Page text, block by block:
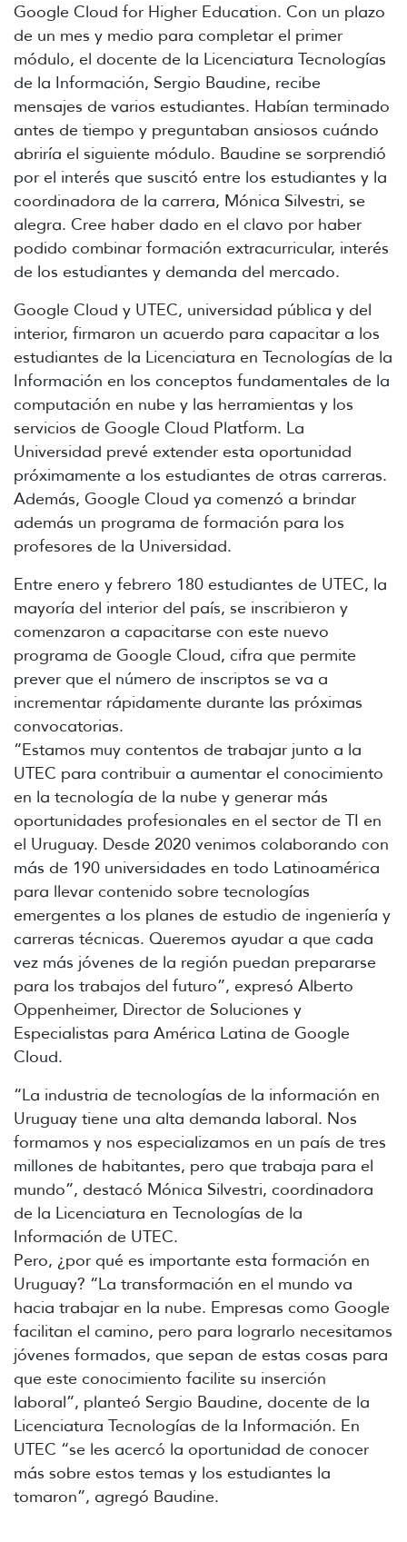
Google Cloud for Higher Education. Con un plazo
de un mes y medio para completar el primer
módulo, el docente de la Licenciatura Tecnologías
de la Información, Sergio Baudine, recibe
mensajes de varios estudiantes. Habían terminado
antes de tiempo y preguntaban ansiosos cuándo
abriría el siguiente módulo. Baudine se sorprendió
por el interés que suscitó entre los estudiantes y la
coordinadora de la carrera, Mónica Silvestri, se
alegra. Cree haber dado en el clavo por haber
podido combinar formación extracurricular, interés
de los estudiantes y demanda del mercado.
Google Cloud y UTEC, universidad pública y del
interior, firmaron un acuerdo para capacitar a los
estudiantes de la Licenciatura en Tecnologías de la
Información en los conceptos fundamentales de la
computación en nube y las herramientas y los
servicios de Google Cloud Platform. La
Universidad prevé extender esta oportunidad
próximamente a los estudiantes de otras carreras.
Además, Google Cloud ya comenzó a brindar
además un programa de formación para los
profesores de la Universidad.
Entre enero y febrero 180 estudiantes de UTEC, la
mayoría del interior del país, se inscribieron y
comenzaron a capacitarse con este nuevo
programa de Google Cloud, cifra que permite
prever que el número de inscriptos se va a
incrementar rápidamente durante las próximas
convocatorias.
“Estamos muy contentos de trabajar junto a la
UTEC para contribuir a aumentar el conocimiento
en la tecnología de la nube y generar más
oportunidades profesionales en el sector de TI en
el Uruguay. Desde 2020 venimos colaborando con
más de 190 universidades en todo Latinoamérica
para llevar contenido sobre tecnologías
emergentes a los planes de estudio de ingeniería y
carreras técnicas. Queremos ayudar a que cada
vez más jóvenes de la región puedan prepararse
para los trabajos del futuro”, expresó Alberto
Oppenheimer, Director de Soluciones y
Especialistas para América Latina de Google
Cloud.
“La industria de tecnologías de la información en
Uruguay tiene una alta demanda laboral. Nos
formamos y nos especializamos en un país de tres
millones de habitantes, pero que trabaja para el
mundo”, destacó Mónica Silvestri, coordinadora
de la Licenciatura en Tecnologías de la
Información de UTEC.
Pero, ¿por qué es importante esta formación en
Uruguay? “La transformación en el mundo va
hacia trabajar en la nube. Empresas como Google
facilitan el camino, pero para lograrlo necesitamos
jóvenes formados, que sepan de estas cosas para
que este conocimiento facilite su inserción
laboral”, planteó Sergio Baudine, docente de la
Licenciatura Tecnologías de la Información. En
UTEC “se les acercó la oportunidad de conocer
más sobre estos temas y los estudiantes la
tomaron”, agregó Baudine.